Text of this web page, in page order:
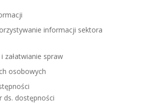
informacji sektora
załatwianie spraw
osobowych
ds. dostępności